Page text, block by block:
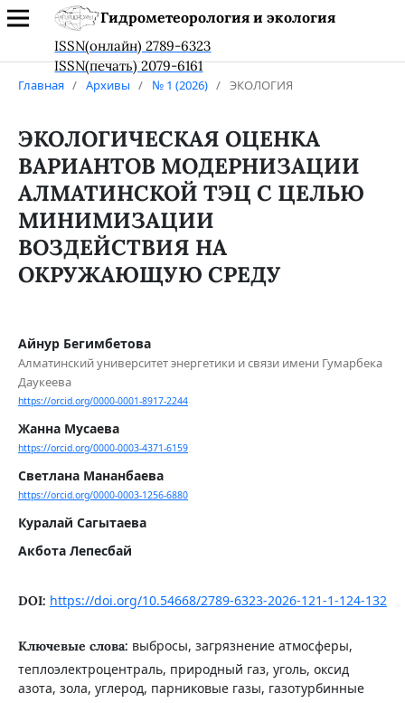
Гидрометеорология и экология
ISSN(онлайн) 2789-6323
ISSN(печать) 2079-6161
Главная / Архивы / № 1 (2026) / ЭКОЛОГИЯ
ЭКОЛОГИЧЕСКАЯ ОЦЕНКА
ВАРИАНТОВ МОДЕРНИЗАЦИИ
АЛМАТИНСКОЙ ТЭЦ С ЦЕЛЬЮ
МИНИМИЗАЦИИ
ВОЗДЕЙСТВИЯ НА
ОКРУЖАЮЩУЮ СРЕДУ
Айнур Бегимбетова
Алматинский университет энергетики и связи имени Гумарбека
Даукеева
https://orcid.org/0000-0001-8917-2244
Жанна Мусаева
https://orcid.org/0000-0003-4371-6159
Светлана Мананбаева
https://orcid.org/0000-0003-1256-6880
Куралай Сагытаева
Акбота Лепесбай
DOI: https://doi.org/10.54668/2789-6323-2026-121-1-124-132
Ключевые слова: выбросы, загрязнение атмосферы,
теплоэлектроцентраль, природный газ, уголь, оксид
азота, зола, углерод, парниковые газы, газотурбинные